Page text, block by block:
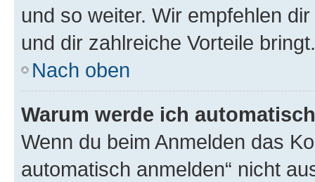
und so weiter. Wir empfehlen
und dir zahlreiche Vorteile bringt.
Nach oben
Warum werde ich
Wenn du beim Anmelden das
automatisch anmelden“ nicht